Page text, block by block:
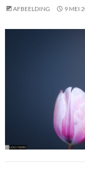
AFBEELDING 9 MEI